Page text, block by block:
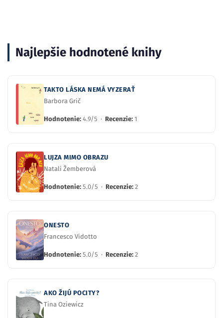
Najlepšie hodnotené knihy
TAKTO LÁSKA NEMÁ VYZERAŤ
Barbora Grič
Hodnotenie: 4.9/5 · Recenzie: 1
LUJZA MIMO OBRAZU
Natali Žemberová
Hodnotenie: 5.0/5 · Recenzie: 2
ONESTO
Francesco Vidotto
Hodnotenie: 5.0/5 · Recenzie: 2
AKO ŽIJÚ POCITY?
Tina Oziewicz